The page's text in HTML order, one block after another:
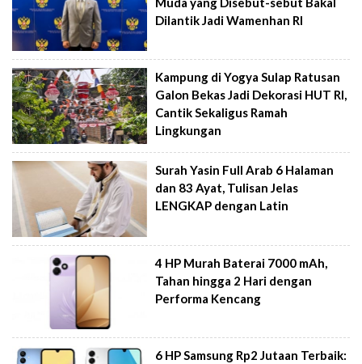
Dilantik Jadi Wamenhan RI
Kampung di Yogya Sulap Ratusan
Galon Bekas Jadi Dekorasi HUT RI,
Cantik Sekaligus Ramah
Lingkungan
Surah Yasin Full Arab 6 Halaman
dan 83 Ayat, Tulisan Jelas
LENGKAP dengan Latin
4 HP Murah Baterai 7000 mAh,
Tahan hingga 2 Hari dengan
Performa Kencang
6 HP Samsung Rp2 Jutaan Terbaik: